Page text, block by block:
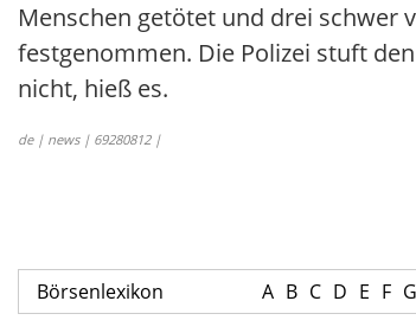
Menschen getötet und drei schwer
festgenommen. Die Polizei stuft
nicht, hieß es.
de | news | 69280812 |
Börsenlexikon A B C D E F G